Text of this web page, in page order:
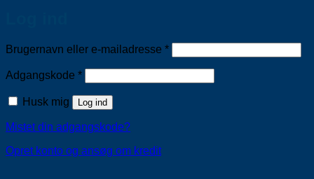
Brugernavn eller e-mailadresse *Påkrævet
Adgangskode *Påkrævet
Husk mig Log ind
Mistet din adgangskode?
Opret konto og ansøg om kredit